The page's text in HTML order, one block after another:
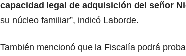
capacidad legal de adquisición del señor
su núcleo familiar”, indicó Laborde.
También mencionó que la Fiscalía podrá